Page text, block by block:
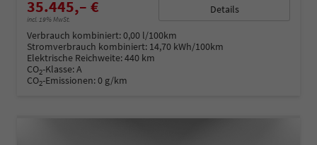
35.445,– €
incl. 19% MwSt.
Details
Verbrauch kombiniert:0,00 l/100km
Stromverbrauch kombiniert: 14,70 kWh/100km
Elektrische Reichweite:440 km
CO2-Klasse:A
CO2-Emissionen:0 g/km